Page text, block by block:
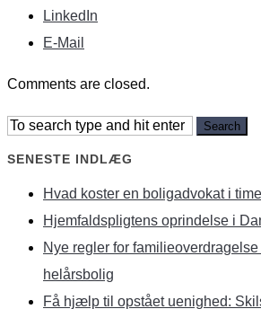
LinkedIn
E-Mail
Comments are closed.
SENESTE INDLÆG
Hvad koster en boligadvokat i
Hjemfaldspligtens oprindelse i
Nye regler for
helårsbolig
Få hjælp til opstået uenighed: